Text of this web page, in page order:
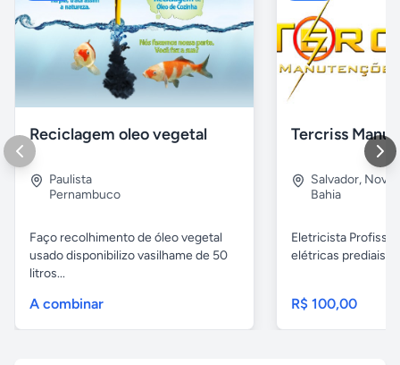
Reciclagem oleo vegetal
Paulista
Pernambuco
Faço recolhimento de óleo vegetal
usado disponibilizo vasilhame de 50
litros...
A combinar
Salvador, Nova
Bahia
Eletricista
elétricas prediais e
R$ 100,00